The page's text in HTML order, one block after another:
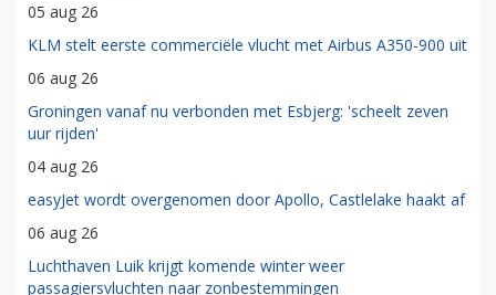
05 aug 26
KLM stelt eerste commerciële vlucht met Airbus A350-900 uit
06 aug 26
Groningen vanaf nu verbonden met Esbjerg: 'scheelt zeven
uur rijden'
04 aug 26
easyJet wordt overgenomen door Apollo, Castlelake haakt af
06 aug 26
Luchthaven Luik krijgt komende winter weer
passagiersvluchten naar zonbestemmingen